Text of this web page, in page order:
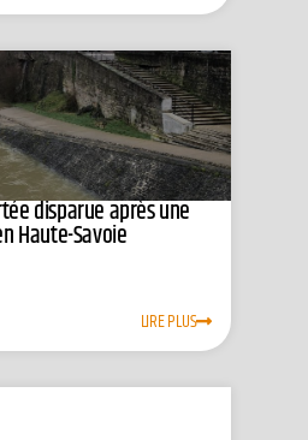
disparue après une
Haute-Savoie
LIRE PLUS